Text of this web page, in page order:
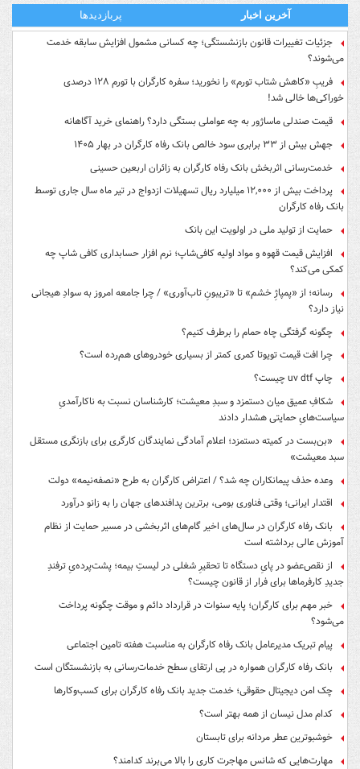
آخرین اخبار پربازدیدها
جزئیات تغییرات قانون بازنشستگی؛ چه کسانی مشمول افزایش سابقه خدمت
می‌شوند؟
فریبِ «کاهش شتاب تورم» را نخورید؛ سفره کارگران با تورم ۱۲۸ درصدی
خوراکی‌ها خالی شد!
قیمت صندلی ماساژور به چه عواملی بستگی دارد؟ راهنمای خرید آگاهانه
جهش بیش از ۳۳ برابری سود خالص بانک رفاه کارگران در بهار ۱۴۰۵
خدمت‌رسانی اثربخش بانک رفاه کارگران به زائران اربعین حسینی
پرداخت بیش از ۱۲,۰۰۰ میلیارد ریال تسهیلات ازدواج در تیر ماه سال جاری توسط
بانک رفاه کارگران
حمایت از تولید ملی در اولویت این بانک
افزایش قیمت قهوه و مواد اولیه کافی‌شاپ؛ نرم افزار حسابداری کافی شاپ چه
کمکی می‌کند؟
رسانه؛ از «پمپاژِ خشم» تا «تریبونِ تاب‌آوری» / چرا جامعه امروز به سوادِ هیجانی
نیاز دارد؟
چگونه گرفتگی چاه حمام را برطرف کنیم؟
چرا افت قیمت تویوتا کمری کمتر از بسیاری خودروهای هم‌رده است؟
چاپ uv dtf چیست؟
شکافِ عمیق میان دستمزد و سبدِ معیشت؛ کارشناسان نسبت به ناکارآمدیِ
سیاست‌هایِ حمایتی هشدار دادند
«بن‌بست در کمیته دستمزد؛ اعلام آمادگی نمایندگان کارگری برای بازنگری مستقل
سبد معیشت»
وعده حذف پیمانکاران چه شد؟ / اعتراض کارگران به طرح «نصفه‌نیمه» دولت
اقتدار ایرانی؛ وقتی فناوری بومی، برترین پدافندهای جهان را به زانو درآورد
بانک رفاه کارگران در سال‌های اخیر گام‌های اثربخشی در مسیر حمایت از نظام
آموزش عالی برداشته است
از نقص‌عضو در پایِ دستگاه تا تحقیرِ شغلی در لیستِ بیمه؛ پشت‌پرده‌یِ ترفندِ
جدیدِ کارفرماها برای فرار از قانون چیست؟
خبر مهم برای کارگران؛ پایه سنوات در قرارداد دائم و موقت چگونه پرداخت
می‌شود؟
پیام تبریک مدیرعامل بانک رفاه کارگران به مناسبت هفته تامین اجتماعی
بانک رفاه کارگران همواره در پی ارتقای سطح خدمات‌رسانی به بازنشستگان است
چک امن دیجیتال حقوقی؛ خدمت جدید بانک رفاه کارگران برای کسب‌وکارها
کدام مدل نیسان از همه بهتر است؟
خوشبوترین عطر مردانه برای تابستان
مهارت‌هایی که شانس مهاجرت کاری را بالا می‌برند کدامند؟